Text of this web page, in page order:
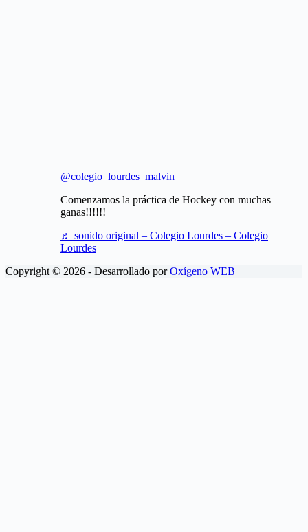
@colegio_lourdes_malvin
Comenzamos la práctica de Hockey con muchas
ganas!!!!!!
♬ sonido original – Colegio Lourdes – Colegio
Lourdes
Copyright © 2026 - Desarrollado porOxígeno WEB